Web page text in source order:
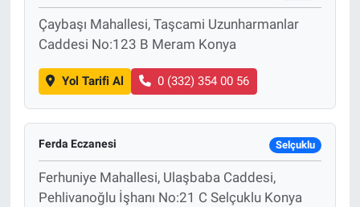
Çaybaşı Mahallesi, Taşcami Uzunharmanlar
Caddesi No:123 B Meram Konya
Yol Tarifi Al 0 (332) 354 00 56
Ferda Eczanesi Selçuklu
Ferhuniye Mahallesi, Ulaşbaba Caddesi,
Pehlivanoğlu İşhanı No:21 C Selçuklu Konya